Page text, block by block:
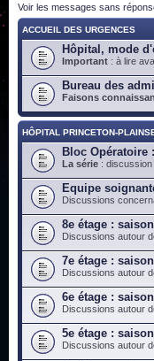
Voir les messages sans
ACCUEIL DES URGENCES
Hôpital, mode
Important : à lire
Bureau des
Faisons
HÔPITAL PRINCETON-
Bloc Opératoire
La série :
Equipe
Discussions
8e étage :
Discussions autour
7e étage :
Discussions autour
6e étage :
Discussions autour
5e étage :
Discussions autour